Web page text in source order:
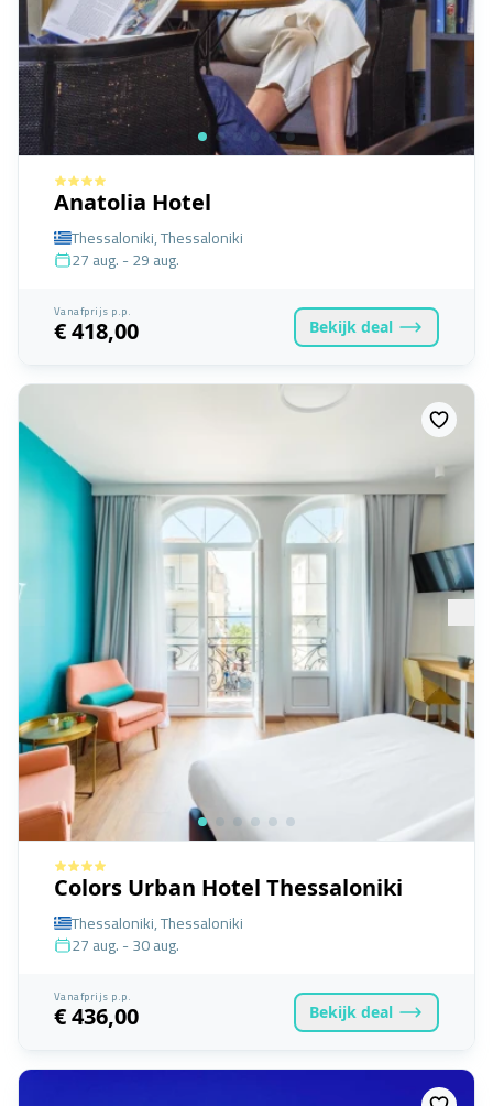
Anatolia Hotel
Thessaloniki, Thessaloniki
27 aug. - 29 aug.
Vanafprijs p.p.
€ 418,00 Bekijk deal
Colors Urban Hotel Thessaloniki
Thessaloniki, Thessaloniki
27 aug. - 30 aug.
Vanafprijs p.p.
€ 436,00 Bekijk deal